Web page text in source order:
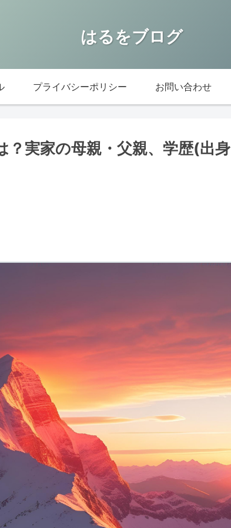
はるをブログ
プライバシーポリシー お問い合わせ
？実家の母親・父親、学歴(出身